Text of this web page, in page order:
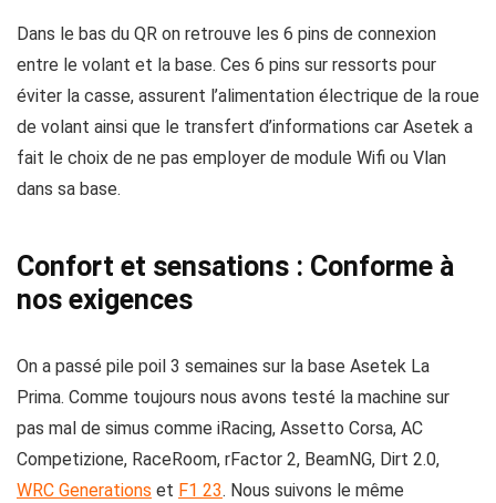
Dans le bas du QR on retrouve les 6 pins de connexion
entre le volant et la base. Ces 6 pins sur ressorts pour
éviter la casse, assurent l’alimentation électrique de la roue
de volant ainsi que le transfert d’informations car Asetek a
fait le choix de ne pas employer de module Wifi ou Vlan
dans sa base.
Confort et sensations : Conforme à
nos exigences
On a passé pile poil 3 semaines sur la base Asetek La
Prima. Comme toujours nous avons testé la machine sur
pas mal de simus comme iRacing, Assetto Corsa, AC
Competizione, RaceRoom, rFactor 2, BeamNG, Dirt 2.0,
WRC Generations et F1 23. Nous suivons le même